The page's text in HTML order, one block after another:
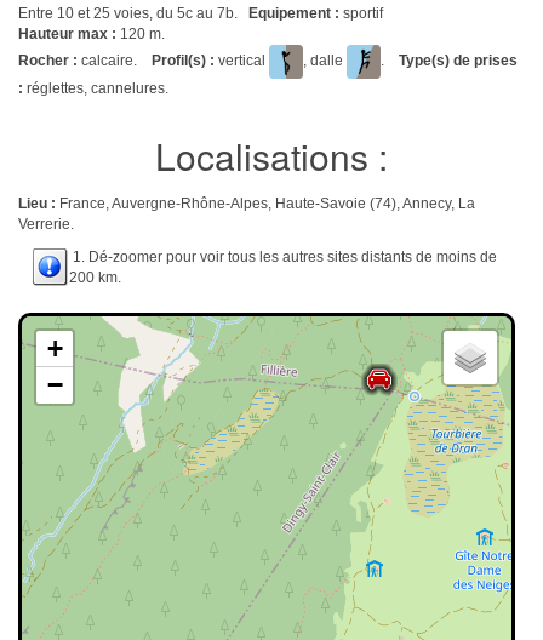
Entre 10 et 25 voies, du 5c au 7b. Equipement : sportif
Hauteur max : 120 m.
Rocher : calcaire. Profil(s) : vertical , dalle . Type(s) de prises
: réglettes, cannelures.
Localisations :
Lieu : France, Auvergne-Rhône-Alpes, Haute-Savoie (74), Annecy, La
Verrerie.
1. Dé-zoomer pour voir tous les autres sites distants de moins de
200 km.
+
−